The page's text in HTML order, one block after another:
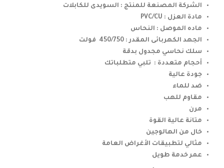
الشركة المصنعة للمنتج : السويدى للكابلات
مادة العزل : PVC/CU
ماده الموصل : النحاس
الجهد الكهربائى المقدر : 450/750 فولت
سلك نحاسي مجدول بدقة
أحجام متعددة : تلبي متطلباتك
جودة عالية
ضد للماء
مقاوم للهب
مرن
متانة عالية القوة
خال من الهالوجين
مثالي لتطبيقات الأغراض العامة
عمر خدمة طويل